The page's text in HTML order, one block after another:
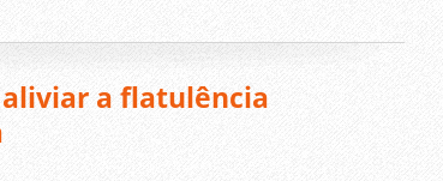
aliviar a flatulência